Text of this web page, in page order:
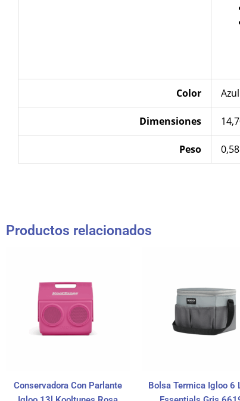
Color
Dimensiones
Peso
Productos relacionados
Conservadora Con Parlante
Bolsa Termica Igloo 6